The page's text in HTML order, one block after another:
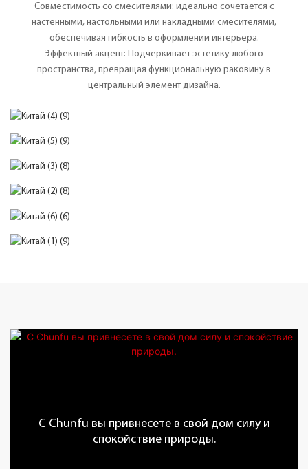
Совместимость со смесителями: идеально сочетается с
настенными, настольными или накладными смесителями,
обеспечивая гибкость в оформлении интерьера.
Эффектный акцент: Подчеркивает эстетику любого
пространства, превращая функциональную раковину в
центральный элемент дизайна.
С Chunfu вы привнесете в свой дом силу и
спокойствие природы.